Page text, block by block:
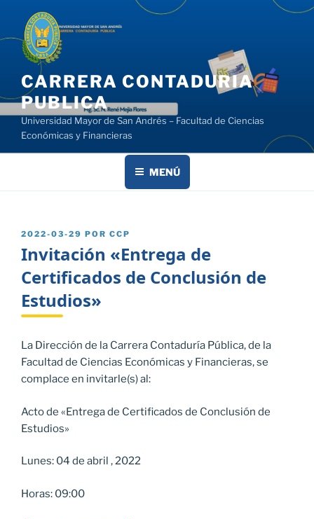
contenido
CARRERA CONTADURIA
PUBLICA
Universidad Mayor de San Andrés – Facultad de Ciencias
Económicas y Financieras
MENÚ
PUBLICADO
2022-03-29 POR CCP
Invitación «Entrega de
Certificados de Conclusión de
Estudios»
La Dirección de la Carrera Contaduría Pública, de la
Facultad de Ciencias Económicas y Financieras, se
complace en invitarle(s) al:
Acto de «Entrega de Certificados de Conclusión de
Estudios»
Lunes: 04 de abril , 2022
Horas: 09:00